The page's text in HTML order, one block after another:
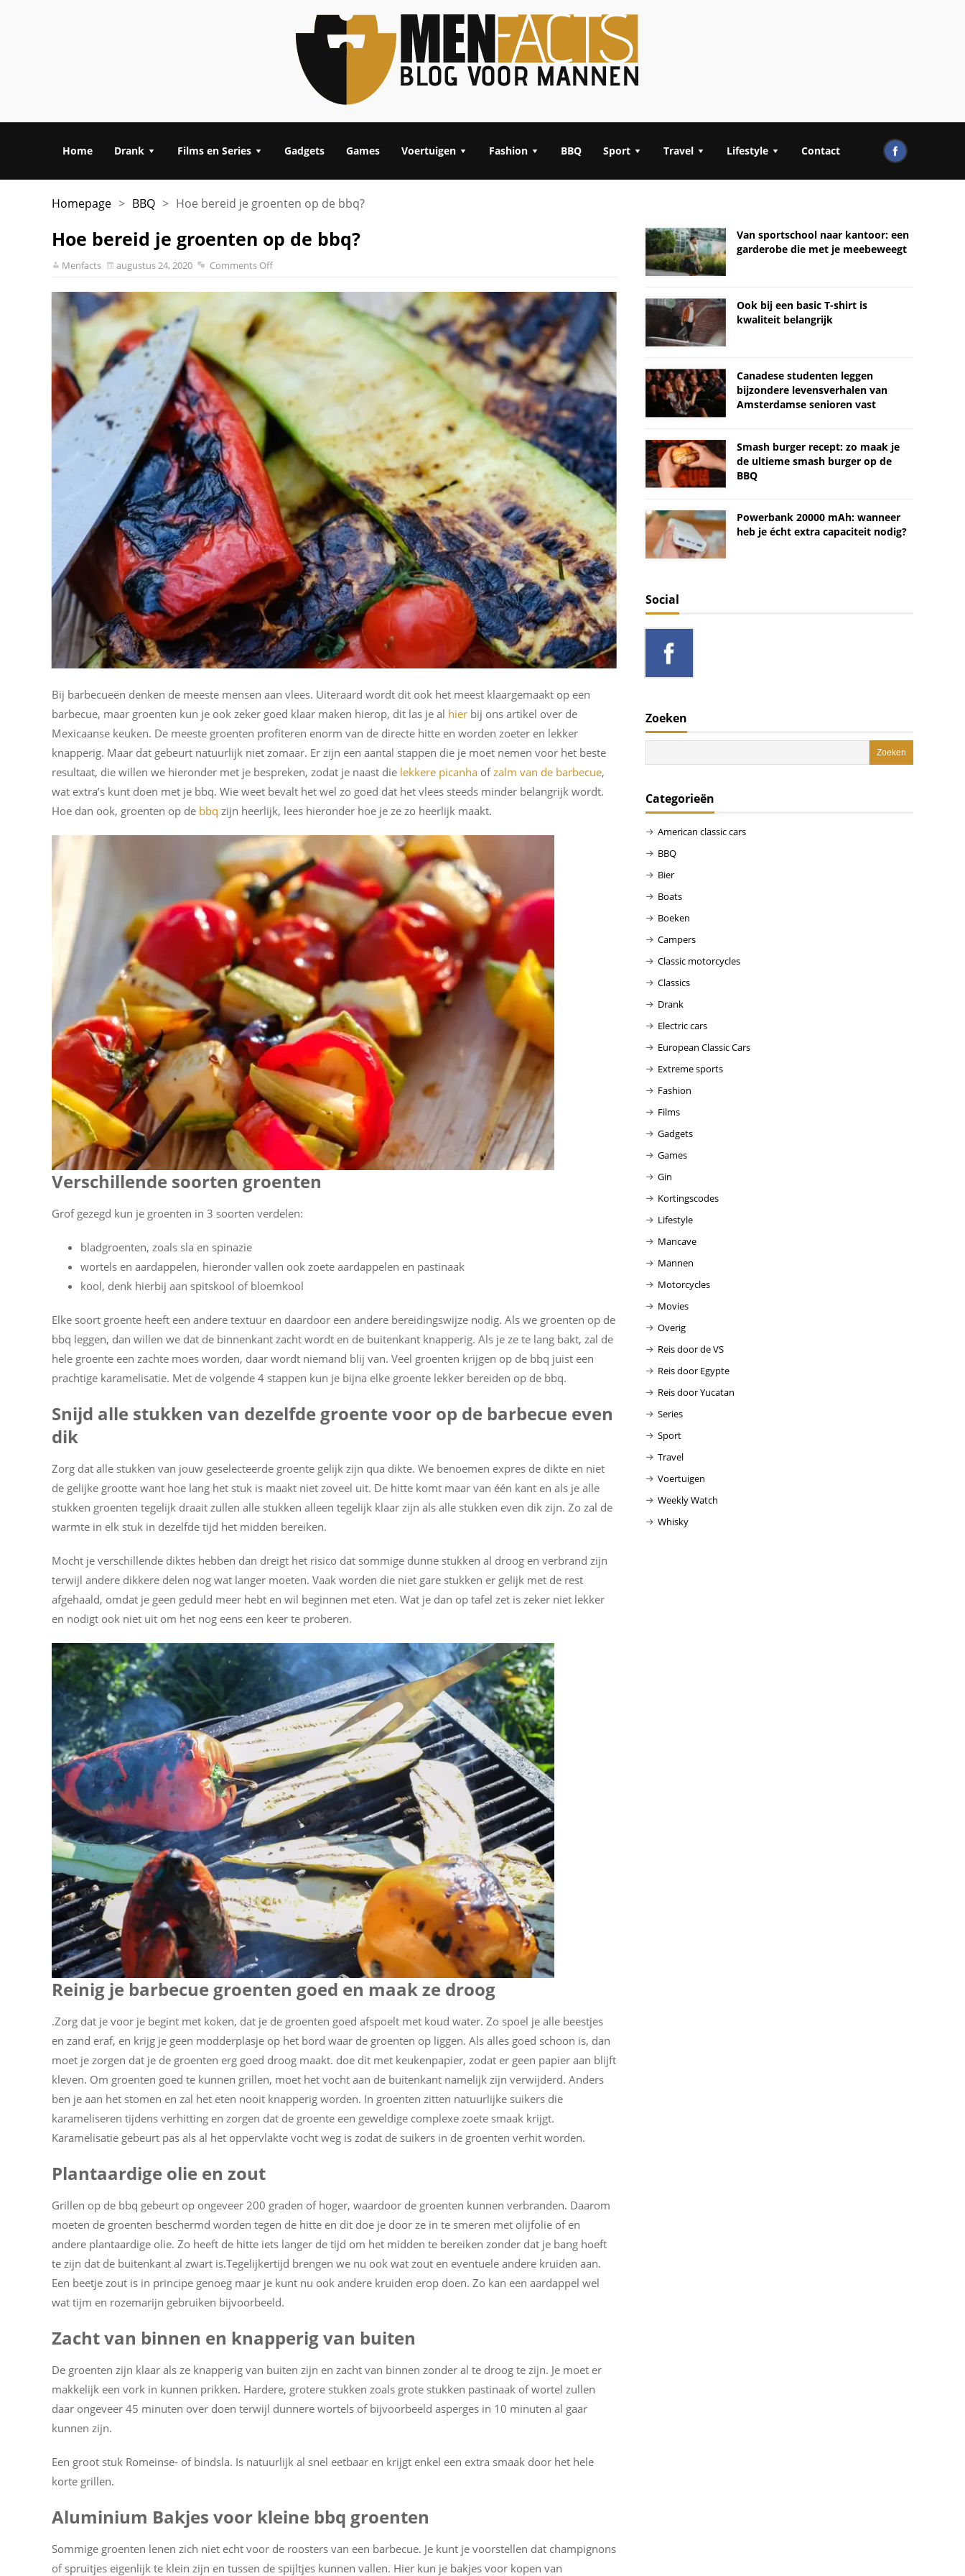
Home Drank Films en Series Gadgets Games Voertuigen Fashion BBQ Sport Travel Lifestyle Contact
Homepage > BBQ > Hoe bereid je groenten op de bbq?
Hoe bereid je groenten op de bbq?
Menfacts augustus 24, 2020 Comments Off
Bij barbecueën denken de meeste mensen aan vlees. Uiteraard wordt dit ook het meest klaargemaakt op een
barbecue, maar groenten kun je ook zeker goed klaar maken hierop, dit las je al hier bij ons artikel over de
Mexicaanse keuken. De meeste groenten profiteren enorm van de directe hitte en worden zoeter en lekker
knapperig. Maar dat gebeurt natuurlijk niet zomaar. Er zijn een aantal stappen die je moet nemen voor het beste
resultaat, die willen we hieronder met je bespreken, zodat je naast die lekkere picanha ofzalm van de barbecue,
wat extra’s kunt doen met je bbq. Wie weet bevalt het wel zo goed dat het vlees steeds minder belangrijk wordt.
Hoe dan ook, groenten op de bbq zijn heerlijk, lees hieronder hoe je ze zo heerlijk maakt.
Verschillende soorten groenten
Grof gezegd kun je groenten in 3 soorten verdelen:
bladgroenten, zoals sla en spinazie
wortels en aardappelen, hieronder vallen ook zoete aardappelen en pastinaak
kool, denk hierbij aan spitskool of bloemkool
Elke soort groente heeft een andere textuur en daardoor een andere bereidingswijze nodig. Als we groenten op de
bbq leggen, dan willen we dat de binnenkant zacht wordt en de buitenkant knapperig. Als je ze te lang bakt, zal de
hele groente een zachte moes worden, daar wordt niemand blij van. Veel groenten krijgen op de bbq juist een
prachtige karamelisatie. Met de volgende 4 stappen kun je bijna elke groente lekker bereiden op de bbq.
Snijd alle stukken van dezelfde groente voor op de barbecue even
dik
Zorg dat alle stukken van jouw geselecteerde groente gelijk zijn qua dikte. We benoemen expres de dikte en niet
de gelijke grootte want hoe lang het stuk is maakt niet zoveel uit. De hitte komt maar van één kant en als je alle
stukken groenten tegelijk draait zullen alle stukken alleen tegelijk klaar zijn als alle stukken even dik zijn. Zo zal de
warmte in elk stuk in dezelfde tijd het midden bereiken.
Mocht je verschillende diktes hebben dan dreigt het risico dat sommige dunne stukken al droog en verbrand zijn
terwijl andere dikkere delen nog wat langer moeten. Vaak worden die niet gare stukken er gelijk met de rest
afgehaald, omdat je geen geduld meer hebt en wil beginnen met eten. Wat je dan op tafel zet is zeker niet lekker
en nodigt ook niet uit om het nog eens een keer te proberen.
Reinig je barbecue groenten goed en maak ze droog
.Zorg dat je voor je begint met koken, dat je de groenten goed afspoelt met koud water. Zo spoel je alle beestjes
en zand eraf, en krijg je geen modderplasje op het bord waar de groenten op liggen. Als alles goed schoon is, dan
moet je zorgen dat je de groenten erg goed droog maakt. doe dit met keukenpapier, zodat er geen papier aan blijft
kleven. Om groenten goed te kunnen grillen, moet het vocht aan de buitenkant namelijk zijn verwijderd. Anders
ben je aan het stomen en zal het eten nooit knapperig worden. In groenten zitten natuurlijke suikers die
karameliseren tijdens verhitting en zorgen dat de groente een geweldige complexe zoete smaak krijgt.
Karamelisatie gebeurt pas als al het oppervlakte vocht weg is zodat de suikers in de groenten verhit worden.
Plantaardige olie en zout
Grillen op de bbq gebeurt op ongeveer 200 graden of hoger, waardoor de groenten kunnen verbranden. Daarom
moeten de groenten beschermd worden tegen de hitte en dit doe je door ze in te smeren met olijfolie of en
andere plantaardige olie. Zo heeft de hitte iets langer de tijd om het midden te bereiken zonder dat je bang hoeft
te zijn dat de buitenkant al zwart is.Tegelijkertijd brengen we nu ook wat zout en eventuele andere kruiden aan.
Een beetje zout is in principe genoeg maar je kunt nu ook andere kruiden erop doen. Zo kan een aardappel wel
wat tijm en rozemarijn gebruiken bijvoorbeeld.
Zacht van binnen en knapperig van buiten
De groenten zijn klaar als ze knapperig van buiten zijn en zacht van binnen zonder al te droog te zijn. Je moet er
makkelijk een vork in kunnen prikken. Hardere, grotere stukken zoals grote stukken pastinaak of wortel zullen
daar ongeveer 45 minuten over doen terwijl dunnere wortels of bijvoorbeeld asperges in 10 minuten al gaar
kunnen zijn.
Een groot stuk Romeinse- of bindsla. Is natuurlijk al snel eetbaar en krijgt enkel een extra smaak door het hele
korte grillen.
Aluminium Bakjes voor kleine bbq groenten
Sommige groenten lenen zich niet echt voor de roosters van een barbecue. Je kunt je voorstellen dat champignons
of spruitjes eigenlijk te klein zijn en tussen de spijltjes kunnen vallen. Hier kun je bakjes voor kopen van
Van sportschool naar kantoor: een
garderobe die met je meebeweegt
Ook bij een basic T-shirt is
kwaliteit belangrijk
Canadese studenten leggen
bijzondere levensverhalen van
Amsterdamse senioren vast
Smash burger recept: zo maak je
de ultieme smash burger op de
BBQ
Powerbank 20000 mAh: wanneer
heb je écht extra capaciteit nodig?
Social
Zoeken
Categorieën
American classic cars
BBQ
Bier
Boats
Boeken
Campers
Classic motorcycles
Classics
Drank
Electric cars
European Classic Cars
Extreme sports
Fashion
Films
Gadgets
Games
Gin
Kortingscodes
Lifestyle
Mancave
Mannen
Motorcycles
Movies
Overig
Reis door de VS
Reis door Egypte
Reis door Yucatan
Series
Sport
Travel
Voertuigen
Weekly Watch
Whisky